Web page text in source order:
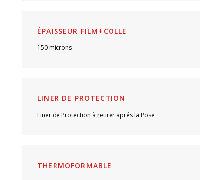
ÉPAISSEUR FILM+COLLE
150 microns
LINER DE PROTECTION
Liner de Protection à retirer aprés la Pose
THERMOFORMABLE